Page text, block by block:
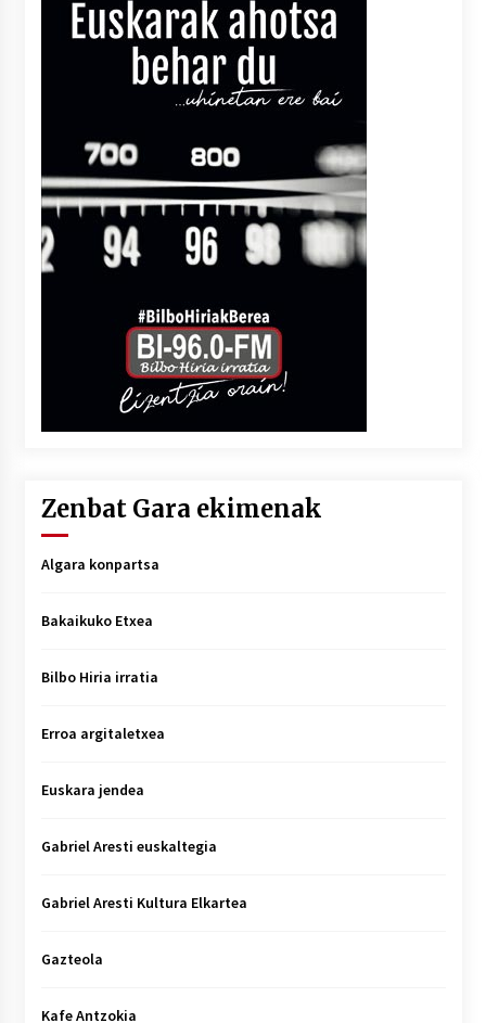
Zenbat Gara ekimenak
Algara konpartsa
Bakaikuko Etxea
Bilbo Hiria irratia
Erroa argitaletxea
Euskara jendea
Gabriel Aresti euskaltegia
Gabriel Aresti Kultura Elkartea
Gazteola
Kafe Antzokia